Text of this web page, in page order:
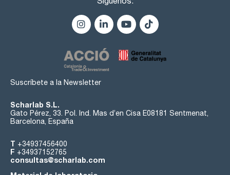
Suscríbete a la Newsletter
Scharlab S.L.
Gato Pérez, 33. Pol. Ind. Mas d’en Cisa E08181 Sentmenat,
Barcelona, España
T +34937456400
F +34937152765
consultas@scharlab.com